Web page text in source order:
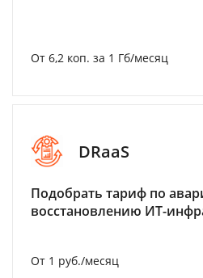
От 6,2 коп. за 1 Гб/месяц
DRaaS
Подобрать тариф по
восстановлению ИТ-
От 1 руб./месяц